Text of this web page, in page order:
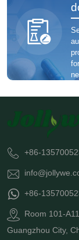
+86-
+86-
Room 101-
Guangzhou City,